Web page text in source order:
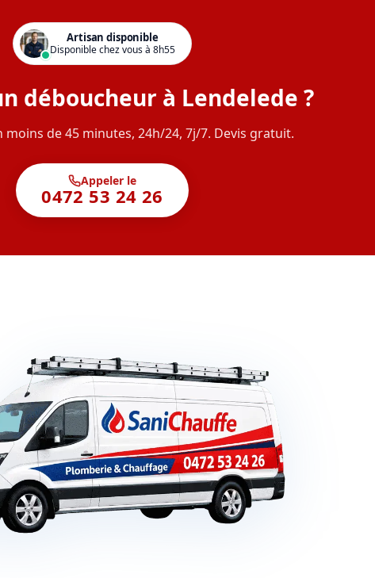
Artisan disponible
Disponible chez vous à 8h55
déboucheur à Lendelede ?
de 45 minutes, 24h/24, 7j/7. Devis gratuit.
Appeler le
0472 53 24 26